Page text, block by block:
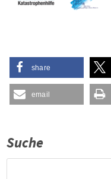
share
email
Suche